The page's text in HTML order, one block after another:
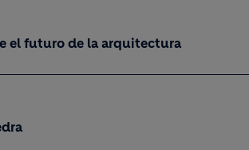
el futuro de la arquitectura